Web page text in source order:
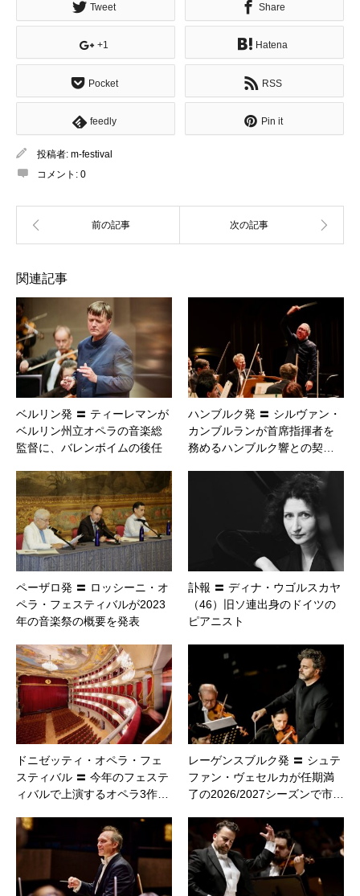
Tweet Share
+1 Hatena
Pocket RSS
feedly Pin it
投稿者: m-festival
コメント: 0
関連記事
ベルリン発 〓 ティーレマンが
ベルリン州立オペラの音楽総
監督に、バレンボイムの後任
ハンブルク発 〓 シルヴァン・
カンブルランが首席指揮者を
務めるハンブルク響との契…
ペーザロ発 〓 ロッシーニ・オ
ペラ・フェスティバルが2023
年の音楽祭の概要を発表
訃報 〓 ディナ・ウゴルスカヤ
（46）旧ソ連出身のドイツの
ピアニスト
ドニゼッティ・オペラ・フェ
スティバル 〓 今年のフェステ
ィバルで上演するオペラ3作…
レーゲンスブルク発 〓 シュテ
ファン・ヴェセルカが任期満
了の2026/2027シーズンで市…